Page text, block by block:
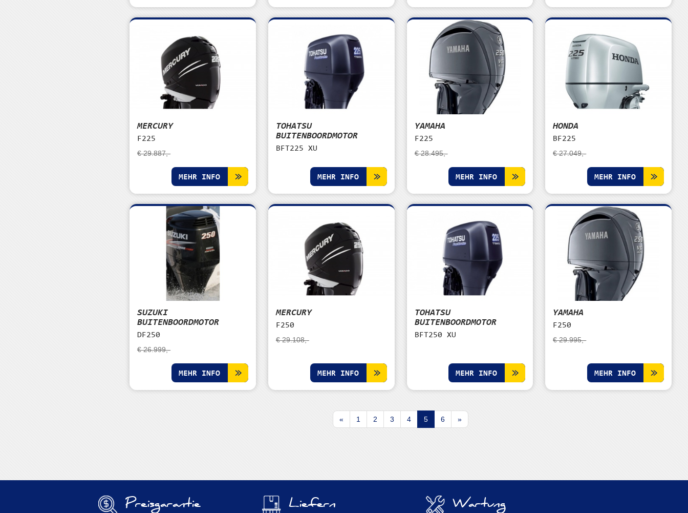
MERCURY
F225
€ 29.887,-
MEHR INFO
TOHATSU
BUITENBOORDMOTOR
BFT225 XU
MEHR INFO
YAMAHA
F225
€ 28.495,-
MEHR INFO
HONDA
BF225
€ 27.049,-
MEHR INFO
SUZUKI
BUITENBOORDMOTOR
DF250
€ 26.999,-
MEHR INFO
MERCURY
F250
€ 29.108,-
MEHR INFO
TOHATSU
BUITENBOORDMOTOR
BFT250 XU
MEHR INFO
YAMAHA
F250
€ 29.995,-
MEHR INFO
« 1 2 3 4 5 6 »
Preisgarantie Liefern Wartung